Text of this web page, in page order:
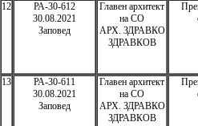
12
РА-30-612
30.08.2021
Заповед
Главен архитект
на СО
АРХ. ЗДРАВКО
ЗДРАВКОВ
13
РА-30-611
30.08.2021
Заповед
Главен архитект
на СО
АРХ. ЗДРАВКО
ЗДРАВКОВ